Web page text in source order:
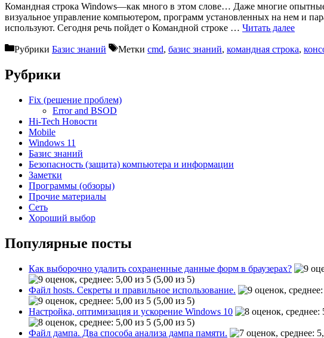
Командная строка Windows—как много в этом слове… Даже многие
визуальное управление компьютером, программ установленных на нем и
используют. Сегодня речь пойдет о Командной строке … Читать далее
Рубрики Базис знаний Метки cmd, базис знаний, командная строка,
Рубрики
Fix (решение проблем)
Error and BSOD
Hi-Tech Новости
Mobile
Windows 11
Базис знаний
Безопасность (защита) компьютера и информации
Заметки
Программы (обзоры)
Прочие материалы
Сеть
Хороший выбор
Популярные посты
Как выборочно удалить сохраненные данные форм в браузерах?
(5,00 из 5)
Файл hosts. Секреты и правильное использование.
(5,00 из 5)
Настройка, оптимизация и ускорение Windows 10
(5,00 из 5)
Файл дампа. Два способа анализа дампа памяти.